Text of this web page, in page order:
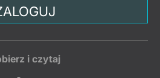
i czytaj